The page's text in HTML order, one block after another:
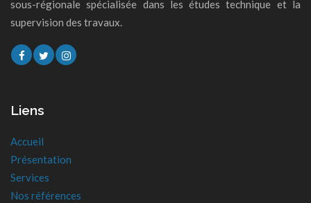
sous-régionale spécialisée dans les études technique et la
supervision des travaux.
Liens
Accueil
Présentation
Services
Nos références